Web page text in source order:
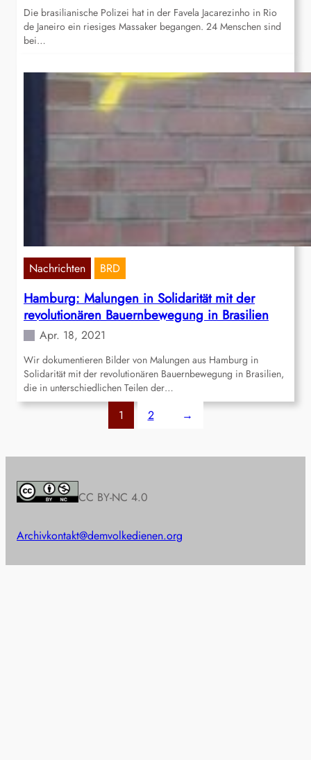
Die brasilianische Polizei hat in der Favela Jacarezinho in Rio
de Janeiro ein riesiges Massaker begangen. 24 Menschen sind
bei…
Nachrichten BRD
Hamburg: Malungen in Solidarität mit der
revolutionären Bauernbewegung in Brasilien
Apr. 18, 2021
Wir dokumentieren Bilder von Malungen aus Hamburg in
Solidarität mit der revolutionären Bauernbewegung in Brasilien,
die in unterschiedlichen Teilen der…
1 2 →
CC BY-NC 4.0
Archivkontakt@demvolkedienen.org